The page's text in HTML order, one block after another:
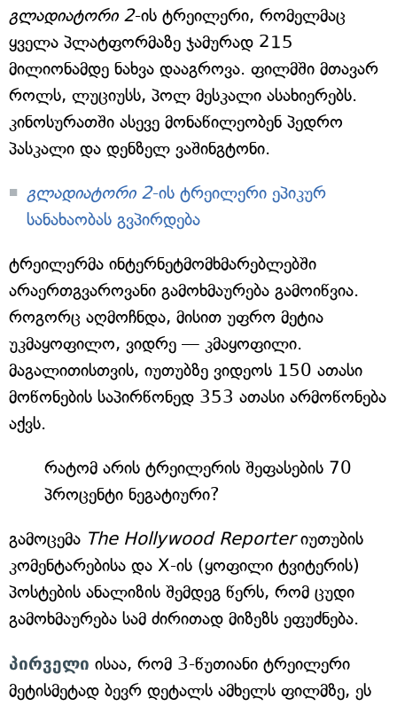
გლადიატორი 2-ის ტრეილერი, რომელმაც
ყველა პლატფორმაზე ჯამურად 215
მილიონამდე ნახვა დააგროვა. ფილმში მთავარ
როლს, ლუციუსს, პოლ მესკალი ასახიერებს.
კინოსურათში ასევე მონაწილეობენ პედრო
პასკალი და დენზელ ვაშინგტონი.
გლადიატორი 2-ის ტრეილერი ეპიკურ
სანახაობას გვპირდება
ტრეილერმა ინტერნეტმომხმარებლებში
არაერთგვაროვანი გამოხმაურება გამოიწვია.
როგორც აღმოჩნდა, მისით უფრო მეტია
უკმაყოფილო, ვიდრე — კმაყოფილი.
მაგალითისთვის, იუთუბზე ვიდეოს 150 ათასი
მოწონების საპირწონედ 353 ათასი არმოწონება
აქვს.
რატომ არის ტრეილერის შეფასების 70
პროცენტი ნეგატიური?
გამოცემა The Hollywood Reporterიუთუბის
კომენტარებისა და X-ის (ყოფილი ტვიტერის)
პოსტების ანალიზის შემდეგ წერს, რომ ცუდი
გამოხმაურება სამ ძირითად მიზეზს ეფუძნება.
პირველი ისაა, რომ 3-წუთიანი ტრეილერი
მეტისმეტად ბევრ დეტალს ამხელს ფილმზე, ეს